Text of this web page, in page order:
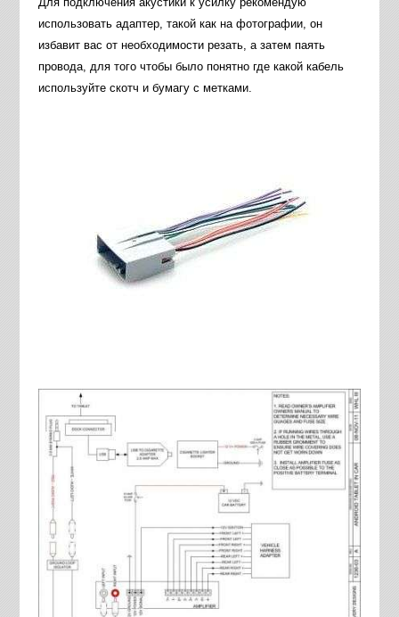
использовать адаптер, такой как на фотографии, он
избавит вас от необходимости резать, а затем паять
провода, для того чтобы было понятно где какой кабель
используйте скотч и бумагу с метками.